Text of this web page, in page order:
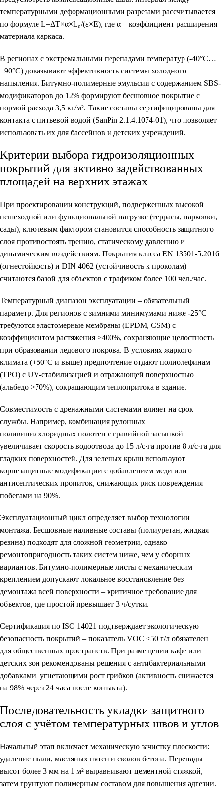
температурными деформационными разрезами рассчитывается
по формуле L=ΔT×α×L₀/(ε×E), где α – коэффициент расширения
материала каркаса.
В регионах с экстремальными перепадами температур (-40°C…
+90°C) доказывают эффективность системы холодного
напыления. Битумно-полимерные эмульсии с содержанием SBS-
модификаторов до 12% формируют бесшовное покрытие с
нормой расхода 3,5 кг/м². Такие составы сертифицированы для
контакта с питьевой водой (SanPin 2.1.4.1074-01), что позволяет
использовать их для бассейнов и детских учреждений.
Критерии выбора гидроизоляционных
покрытий для активно задействованных
площадей на верхних этажах
При проектировании конструкций, подверженных высокой
пешеходной или функциональной нагрузке (террасы, парковки,
сады), ключевым фактором становится способность защитного
слоя противостоять трению, статическому давлению и
динамическим воздействиям. Покрытия класса EN 13501-5:2016
(огнестойкость) и DIN 4062 (устойчивость к проколам)
считаются базой для объектов с трафиком более 100 чел./час.
Температурный диапазон эксплуатации – обязательный
параметр. Для регионов с зимними минимумами ниже -25°C
требуются эластомерные мембраны (EPDM, CSM) с
коэффициентом растяжения ≥400%, сохраняющие целостность
при образовании ледового покрова. В условиях жаркого
климата (+50°C и выше) предпочтение отдают полиолефинам
(ТРО) с UV-стабилизацией и отражающей поверхностью
(альбедо >70%), сокращающим теплопритока в здание.
Совместимость с дренажными системами влияет на срок
службы. Например, комбинация рулонных
поливинилхлоридных полотен с гравийной засыпкой
увеличивает скорость водоотвода до 15 л/с·га против 8 л/с·га для
гладких поверхностей. Для зеленых крыш используют
корнезащитные модификации с добавлением меди или
антисептических пропиток, снижающих риск повреждения
побегами на 90%.
Эксплуатационный цикл определяет выбор технологии
монтажа. Бесшовные наливные составы (полиуретан, жидкая
резина) подходят для сложной геометрии, однако
ремонтопригодность таких систем ниже, чем у сборных
вариантов. Битумно-полимерные листы с механическим
креплением допускают локальное восстановление без
демонтажа всей поверхности – критичное требование для
объектов, где простой превышает 3 ч/сутки.
Сертификация по ISO 14021 подтверждает экологическую
безопасность покрытий – показатель VOC ≤50 г/л обязателен
для общественных пространств. При размещении кафе или
детских зон рекомендованы решения с антибактериальными
добавками, угнетающими рост грибков (активность снижается
на 98% через 24 часа после контакта).
Последовательность укладки защитного
слоя с учётом температурных швов и углов
Начальный этап включает механическую зачистку плоскости:
удаление пыли, масляных пятен и сколов бетона. Перепады
высот более 3 мм на 1 м² выравнивают цементной стяжкой,
затем грунтуют полимерным составом для повышения адгезии.